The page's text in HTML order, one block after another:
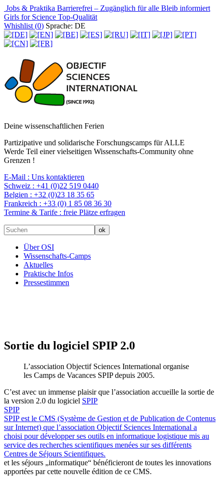
Jobs & Praktika Barrierefrei – Zugänglich für alle Bleib informiert
Girls for Science Top-Qualität
Whishlist (0) Sprache: DE
Deine wissenschaftlichen Ferien
Partizipative und solidarische Forschungscamps für ALLE
Werde Teil einer vielseitigen Wissenschafts-Community ohne
Grenzen !
E-Mail : Uns kontaktieren
Schweiz : +41 (0)22 519 0440
Belgien : +32 (0)23 18 35 65
Frankreich : +33 (0) 1 85 08 36 30
Termine & Tarife : freie Plätze erfragen
Über OSI
Wissenschafts-Camps
Aktuelles
Praktische Infos
Pressestimmen
Sortie du logiciel SPIP 2.0
L’association Objectif Sciences International organise
les Camps de Vacances SPIP depuis 2005.
C’est avec un immense plaisir que l’association accueille la sortie de
la version 2.0 du logiciel SPIP
SPIP
SPIP est le CMS (Système de Gestion et de Publication de Contenus
sur Internet) que l’association Objectif Sciences International a
choisi pour développer ses outils en informatique logistique mis au
service des recherches scientifiques menées sur ses différents
Centres de Séjours Scientifiques.
et les séjours „informatique“ bénéficieront de toutes les innovations
apportées par cette nouvelle édition de ce CMS.